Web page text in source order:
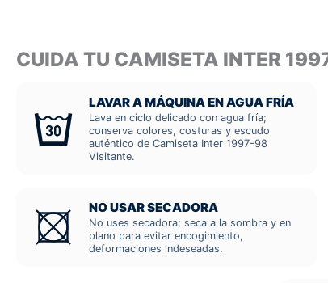
CUIDA TU CAMISETA INTER
LAVAR A MÁQUINA EN AGUA FRÍA
Lava en ciclo delicado con agua fría;
conserva colores, costuras y escudo
auténtico de Camiseta Inter 1997-98
Visitante.
NO USAR SECADORA
No uses secadora; seca a la sombra y en
plano para evitar encogimiento,
deformaciones indeseadas.